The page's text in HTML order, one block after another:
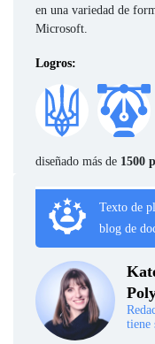
en una variedad de
Microsoft.
Logros:
diseñado más de 1500
Texto de
blog de
tiene